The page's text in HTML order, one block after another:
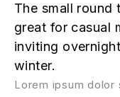
The small round
great for casual
inviting
winter.
Lorem ipsum